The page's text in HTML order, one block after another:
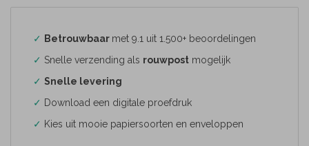
✓ Betrouwbaar met 9.1 uit 1.500+ beoordelingen
✓ Snelle verzending als rouwpost mogelijk
✓ Snelle levering
✓ Download een digitale proefdruk
✓ Kies uit mooie papiersoorten en enveloppen